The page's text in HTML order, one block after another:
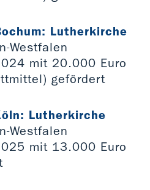
Lutherkirche
Westfalen
mit 20.000 Euro
gefördert
Lutherkirche
Westfalen
mit 13.000 Euro